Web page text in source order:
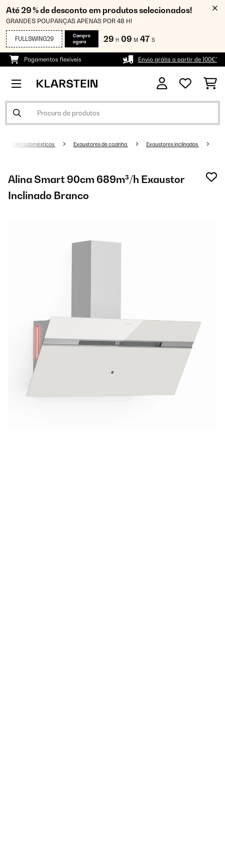
Até 29 % de desconto em produtos selecionados!
GRANDES POUPANÇAS APENAS POR 48 H!
FULLSWING29
Compre
agora
29 H 09 M 47 S
Pagamentos flexíveis Envio grátis a partir de 100€*
Eletrodomésticos Exaustores de cozinha Exaustores inclinados
Alina Smart 90cm 689m³/h Exaustor
Inclinado Branco